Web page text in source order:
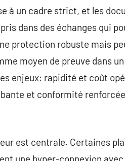
à un cadre strict, et les
dans des échanges qui
protection robuste mais
moyen de preuve dans
enjeux: rapidité et coût
et conformité
est centrale. Certaines